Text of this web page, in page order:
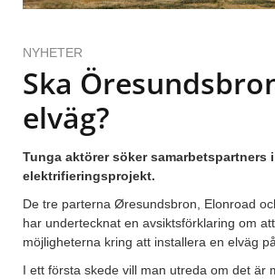
NYHETER
Ska
elväg?
Tunga aktörer söker samarbetspartners i
elektrifieringsprojekt.
De tre parterna Øresundsbron, Elonroad
har undertecknat en avsiktsförklaring om
möjligheterna kring att installera en elväg
I ett första skede vill man utreda om det är